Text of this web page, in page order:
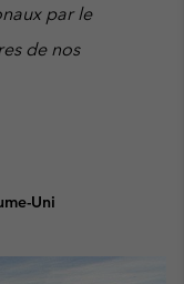
par le
de nos
Uni